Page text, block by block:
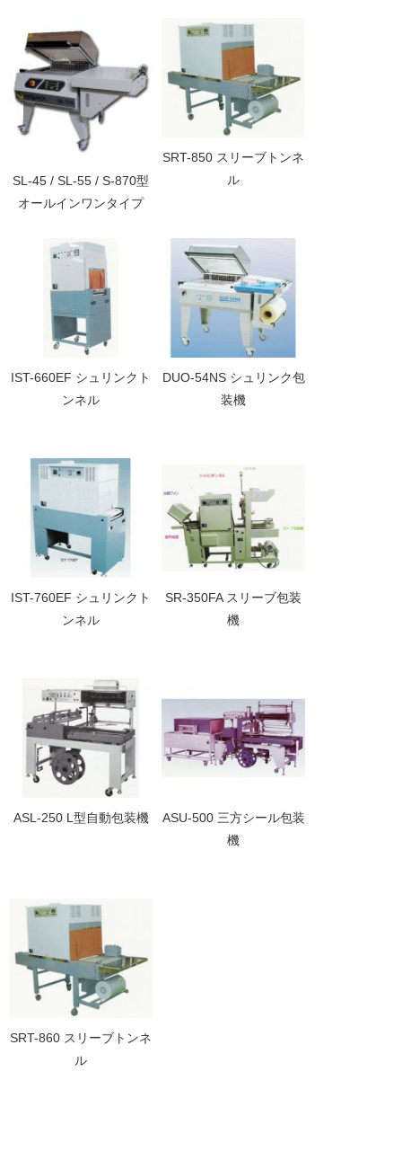
SL-45 / SL-55 / S-870型
オールインワンタイプ
SRT-850 スリーブトンネ
ル
IST-660EF シュリンクト
ンネル
DUO-54NS シュリンク包
装機
IST-760EF シュリンクト
ンネル
SR-350FA スリーブ包装
機
ASL-250 L型自動包装機
ASU-500 三方シール包装
機
SRT-860 スリーブトンネ
ル